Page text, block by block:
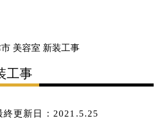
美容室 新装工事
工事
終更新日： 2021.5.25